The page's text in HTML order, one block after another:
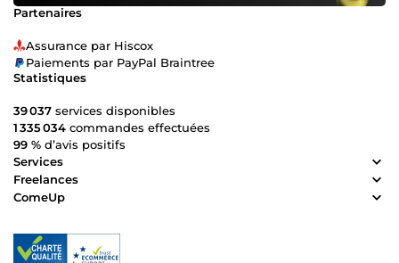
Partenaires
Assurance par Hiscox
Paiements par PayPal Braintree
Statistiques
39 037 services disponibles
1 335 034 commandes effectuées
99 % d’avis positifs
Services
Freelances
ComeUp